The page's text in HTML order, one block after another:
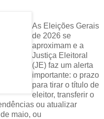
As Eleições Gerais
de 2026 se
aproximam e a
Justiça Eleitoral
(JE) faz um alerta
importante: o prazo
para tirar o título de
eleitor, transferir o
ou atualizar
maio, ou